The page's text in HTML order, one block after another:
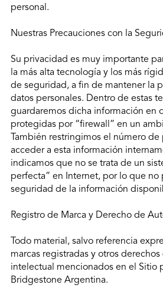
personal.
Nuestras Precauciones con la
Su privacidad es muy importante
la más alta tecnología y los más
de seguridad, a fin de mantener la
datos personales. Dentro de estas
guardaremos dicha información en
protegidas por “firewall” en un
También restringimos el número
acceder a esta información
indicamos que no se trata de un
perfecta” en Internet, por lo que no
seguridad de la información
Registro de Marca y Derecho de
Todo material, salvo referencia
marcas registradas y otros
intelectual mencionados en el Sitio
Bridgestone Argentina.